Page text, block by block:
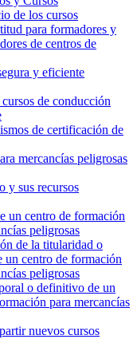
de los cursos
para formadores y
de centros de
y eficiente
de conducción
de certificación de
mercancías peligrosas
y sus recursos
un centro de formación
peligrosas
de la titularidad o
un centro de formación
peligrosas
o definitivo de un
para mercancías
nuevos cursos